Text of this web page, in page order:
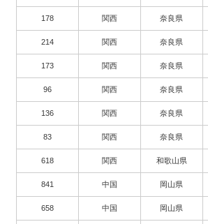
178 関西 奈良県
214 関西 奈良県
173 関西 奈良県
96 関西 奈良県
136 関西 奈良県
83 関西 奈良県
618 関西 和歌山県
841 中国 岡山県
658 中国 岡山県